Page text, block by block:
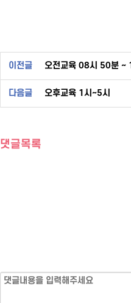
이전글 오전교육 08시 50분 ~
다음글 오후교육 1시~5시
댓글목록